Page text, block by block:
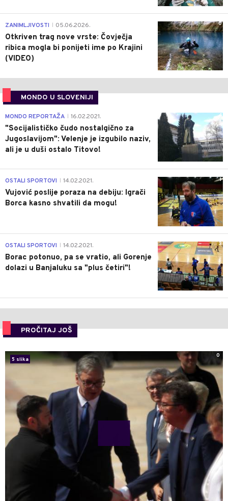
0
ZANIMLJIVOSTI 05.06.2026.
Otkriven trag nove vrste: Čovječja
ribica mogla bi ponijeti ime po Krajini
(VIDEO)
MONDO U SLOVENIJI
4
MONDO REPORTAŽA 16.02.2021.
"Socijalističko čudo nostalgično za
Jugoslavijom": Velenje je izgubilo naziv,
ali je u duši ostalo Titovo!
1
OSTALI SPORTOVI 14.02.2021.
Vujović poslije poraza na debiju: Igrači
Borca kasno shvatili da mogu!
3
OSTALI SPORTOVI 14.02.2021.
Borac potonuo, pa se vratio, ali Gorenje
dolazi u Banjaluku sa "plus četiri"!
PROČITAJ JOŠ
5 slika
0